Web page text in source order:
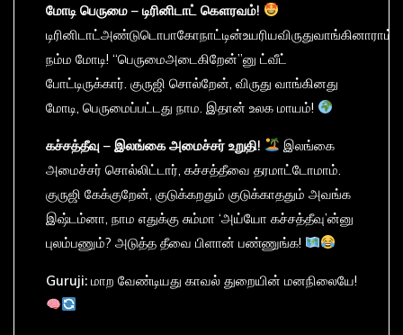
மோடி பெருமை – டிரினிடாட் கௌரவம்!
டிரினிடாட்அண்டுடொபாகோநாட்டின்உயரியவிருதுவாங்கினாராம்
நம்ம மோடி! “பெருமைஅடைகிறேன்”னு ட்வீட்
போட்டிருக்கார். குருஜி சொல்றேன், விருது வாங்கினது
மோடி, பெருமைப்பட்டது நாம. இதான் உலக மாயம்!
கச்சத்தீவு – இலங்கைஅமைச்சர் உறுதி!
இலங்கை
அமைச்சர் சொல்லிட்டார், கச்சத்தீவை தரமாட்டோமாம்.
குருஜி கேக்குறேன், குடுக்கறதும் குடுக்காததும் அவங்க
இஷ்டம்னா, நாம எதுக்கு சும்மா ‘அய்யோ கச்சத்தீவு’ன்னு
புலம்பணும்? அடுத்த தீவை பிளான் பண்ணுங்க!
Guruji: மாற வேண்டியது காவல் துறையின் மனநிலையே!